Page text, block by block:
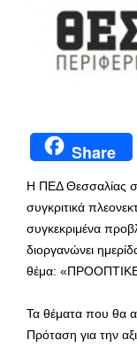
Share
Η ΠΕΔ Θεσσαλίας
συγκριτικά
συγκεκριμένα
διοργανώνει
θέμα:
Τα θέματα που θα
Πρόταση για την